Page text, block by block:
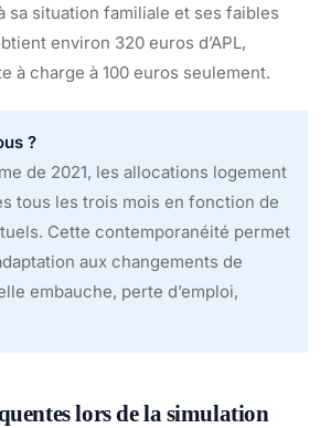
sa situation familiale et ses faibles
environ 320 euros d’APL,
à charge à 100 euros seulement.
?
de 2021, les allocations logement
tous les trois mois en fonction de
Cette contemporanéité permet
aux changements de
embauche, perte d’emploi,
lors de la simulation